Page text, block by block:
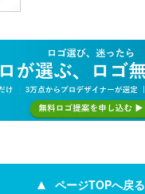
ページTOPへ戻る